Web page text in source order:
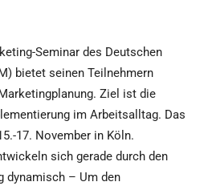
Seminar des Deutschen
bietet seinen Teilnehmern
Ziel ist die
im Arbeitsalltag. Das
17. November in Köln.
sich gerade durch den
dynamisch – Um den